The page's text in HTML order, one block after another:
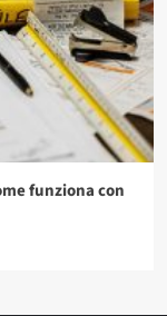
funziona con